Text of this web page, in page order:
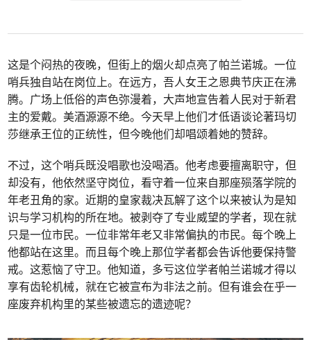
这是个闷热的夜晚，但街上的烟火却点亮了帕兰诺城。一位
哨兵独自站在岗位上。在远方，吾人女王之恩典节庆正在沸
腾。广场上低俗的声色弥漫着，大声地宣告着人民对于新君
主的爱戴。美酒源源不绝。今天早上他们才低语谈论著玛切
莎继承王位的正统性，但今晚他们却唱颂着她的赞辞。
不过，这个哨兵既没唱歌也没喝酒。他考虑要擅离职守，但
却没有，他依然坚守岗位，看守着一位来自那座殒落学院的
年老丑角的家。近期的皇家裁决瓦解了这个以来被认为是知
识与学习机构的所在地。被剥夺了专业威望的学者，现在就
只是一位市民。一位非常年老又非常偏执的市民。每个晚上
他都站在这里。而且每个晚上那位学者都会告诉他要保持警
戒。这惹恼了守卫。他知道，多亏这位学者帕兰诺城才得以
享有齿轮机械，就在它被宣布为非法之前。但有谁会在乎一
座废弃机构里的某些被遗忘的遗迹呢？